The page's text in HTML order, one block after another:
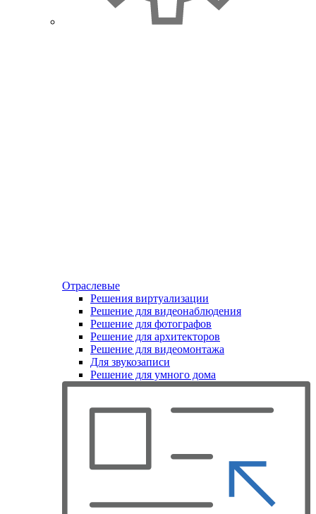
Отраслевые
Решения виртуализации
Решение для видеонаблюдения
Решение для фотографов
Решение для архитекторов
Решение для видеомонтажа
Для звукозаписи
Решение для умного дома